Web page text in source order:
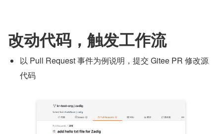
改动代码，触发工作流
以 Pull Request 事件为例说明，提交 Gitee PR 修改源
代码